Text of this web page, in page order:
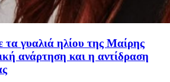
γυαλιά ηλίου της Μαίρης
ανάρτηση και η αντίδραση